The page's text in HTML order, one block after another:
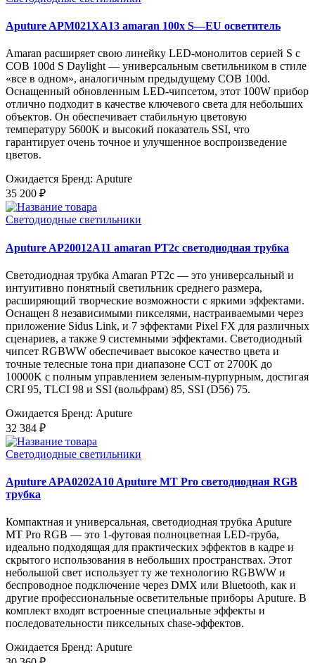
Aputure APM021XA13 amaran 100x S—EU осветитель
Amaran расширяет свою линейку LED-монолитов серией S с
COB 100d S Daylight — универсальным светильником в стиле
«все в одном», аналогичным предыдущему COB 100d.
Оснащенный обновленным LED-чипсетом, этот 100W прибор
отлично подходит в качестве ключевого света для небольших
объектов. Он обеспечивает стабильную цветовую
температуру 5600K и высокий показатель SSI, что
гарантирует очень точное и улучшенное воспроизведение
цветов.
Ожидается Бренд: Aputure
35 200 ₽
Светодиодные светильники
Aputure AP20012A11 amaran PT2c светодиодная трубка
Светодиодная трубка Amaran PT2c — это универсальный и
интуитивно понятный светильник среднего размера,
расширяющий творческие возможности с яркими эффектами.
Оснащен 8 независимыми пикселями, настраиваемыми через
приложение Sidus Link, и 7 эффектами Pixel FX для различных
сценариев, а также 9 системными эффектами. Светодиодный
чипсет RGBWW обеспечивает высокое качество цвета и
точные телесные тона при диапазоне CCT от 2700K до
10000K с полным управлением зеленым-пурпурным, достигая
CRI 95, TLCI 98 и SSI (вольфрам) 85, SSI (D56) 75.
Ожидается Бренд: Aputure
32 384 ₽
Светодиодные светильники
Aputure APA0202A10 Aputure MT Pro светодиодная RGB
трубка
Компактная и универсальная, светодиодная трубка Aputure
MT Pro RGB — это 1-футовая полноцветная LED-труба,
идеально подходящая для практических эффектов в кадре и
скрытого использования в небольших пространствах. Этот
небольшой свет использует ту же технологию RGBWW и
беспроводное подключение через DMX или Bluetooth, как и
другие профессиональные осветительные приборы Aputure. В
комплект входят встроенные специальные эффекты и
последовательности пиксельных chase-эффектов.
Ожидается Бренд: Aputure